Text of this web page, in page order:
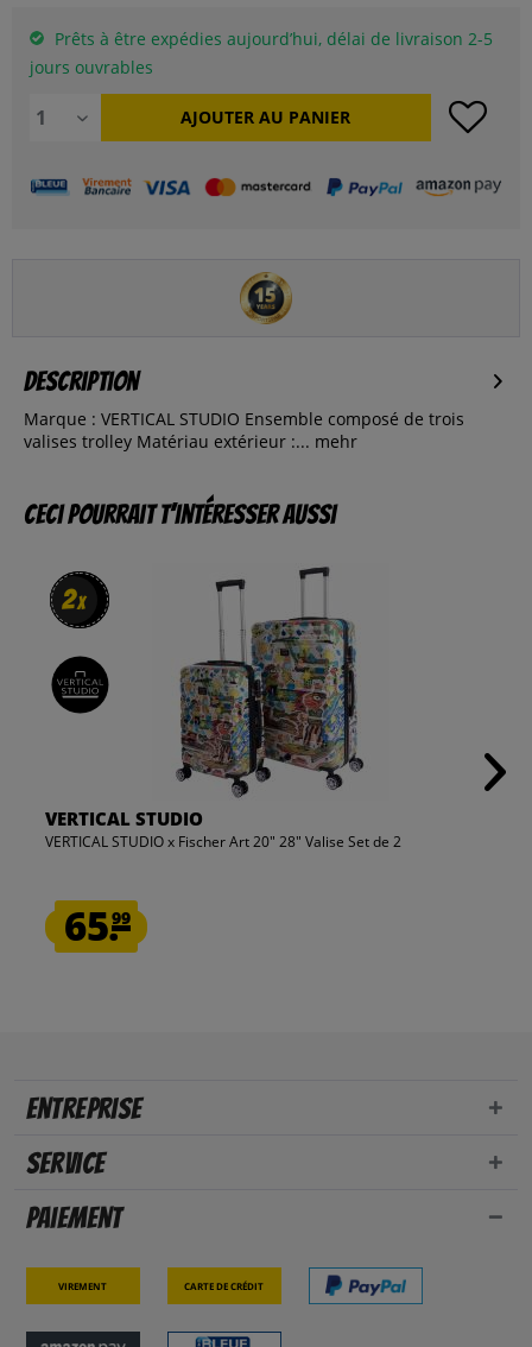
Prêts à être expédies aujourd’hui, délai de livraison 2-5
jours ouvrables
AJOUTER AU PANIER
Description
Marque : VERTICAL STUDIO Ensemble composé de trois
valises trolley Matériau extérieur :... mehr
Ceci pourrait t’intéresser aussi
2x
2x
VERTICAL STUDIO
VERTICAL STUDIO x Fischer Art 20" 28" Valise Set de 2
65.99
Entreprise
Service
Paiement
Virement Carte de crédit